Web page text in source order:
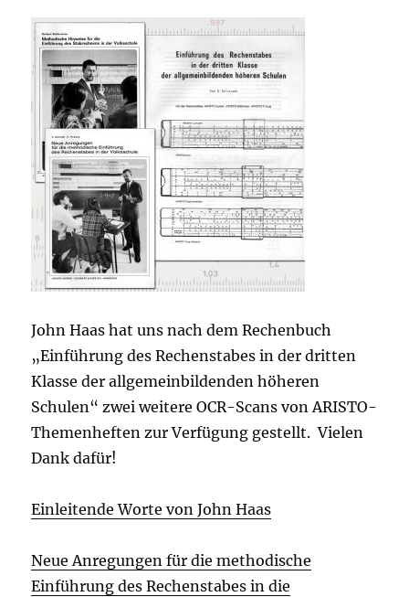
John Haas hat uns nach dem Rechenbuch
„Einführung des Rechenstabes in der dritten
Klasse der allgemeinbildenden höheren
Schulen“ zwei weitere OCR-Scans von ARISTO-
Themenheften zur Verfügung gestellt. Vielen
Dank dafür!
Einleitende Worte von John Haas
Neue Anregungen für die methodische
Einführung des Rechenstabes in die